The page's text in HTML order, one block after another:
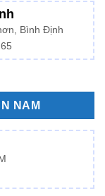
Bình Định
NAM